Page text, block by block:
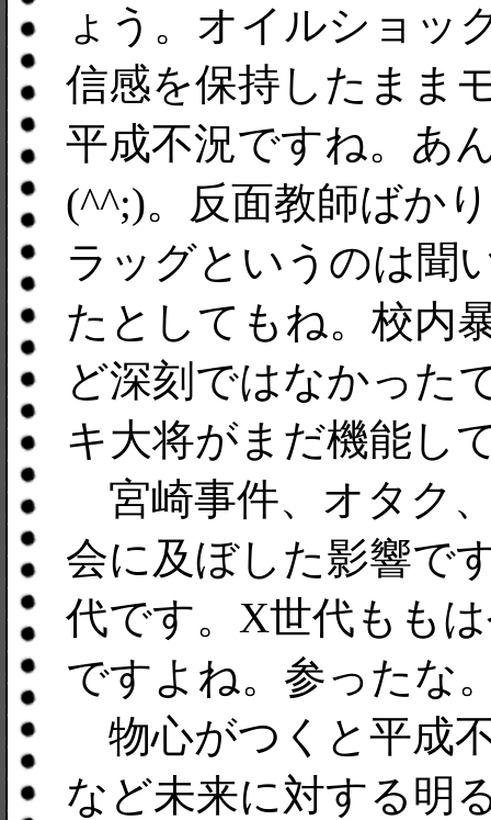
ょう。オイルショッ
信感を保持したまま
平成不況ですね。あ
(^^;)。反面教師ばか
ラッグというのは聞
たとしてもね。校内
ど深刻ではなかった
キ大将がまだ機能し
宮崎事件、オタク
会に及ぼした影響で
代です。X世代もも
ですよね。参ったな
物心がつくと平成
など未来に対する明